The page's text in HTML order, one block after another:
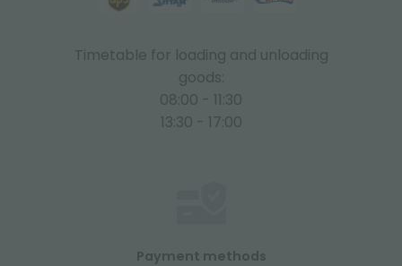
Timetable for loading and unloading
goods:
08:00 - 11:30
13:30 - 17:00
Payment methods